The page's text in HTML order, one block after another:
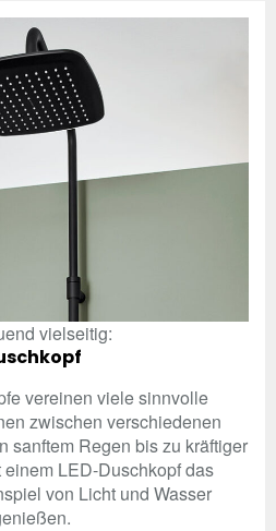
vielseitig:
vereinen viele sinnvolle
zwischen verschiedenen
sanftem Regen bis zu kräftiger
LED-Duschkopf das
von Licht und Wasser